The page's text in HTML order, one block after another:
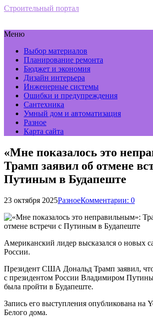
Строительный портал
Меню
Выбор материалов
Планирование ремонта
Бюджет и экономия
Дизайн интерьера
Инженерные системы
Ошибки и предупреждения
Сантехника
Умный дом и автоматизация
Разное
Карта сайта
«Мне показалось это
Трамп заявил об отмене
Путиным в Будапеште
23 октября 2025РазноеКомментарии: 0
Американский лидер высказался о новых
России.
Президент США Дональд Трамп заявил,
с президентом России Владимиром
была пройти в Будапеште.
Запись его выступления опубликована на
Белого дома.